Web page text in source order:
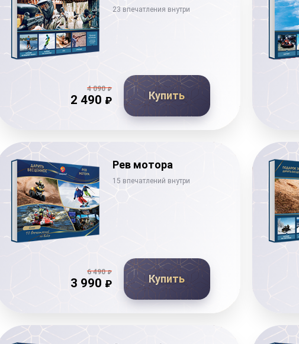
23 впечатления внутри
4 090₽
2 490 ₽ Купить
Рев мотора
15 впечатлений внутри
6 490₽
3 990 ₽ Купить